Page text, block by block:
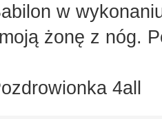
w
żonę z nóg.
4all